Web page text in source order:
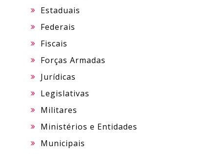
Estaduais
Federais
Fiscais
Forças Armadas
Jurídicas
Legislativas
Militares
Ministérios e Entidades
Municipais